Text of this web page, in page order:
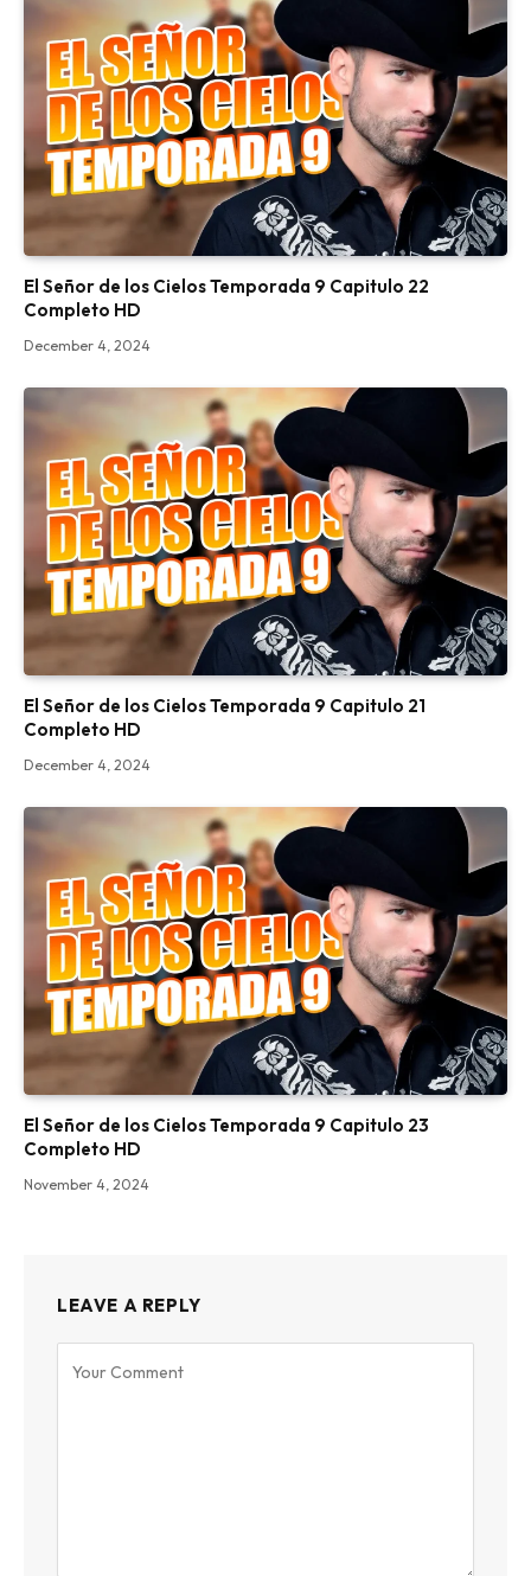
El Señor de los Cielos Temporada 9 Capitulo 22
Completo HD
December 4, 2024
El Señor de los Cielos Temporada 9 Capitulo 21
Completo HD
December 4, 2024
El Señor de los Cielos Temporada 9 Capitulo 23
Completo HD
November 4, 2024
LEAVE A REPLY